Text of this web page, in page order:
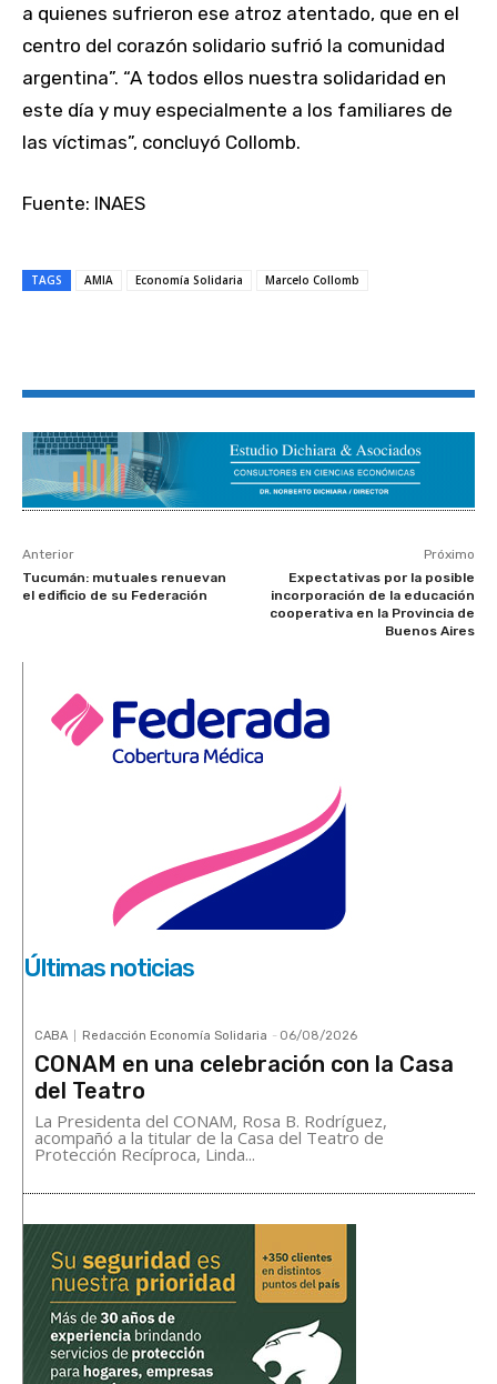
a quienes sufrieron ese atroz atentado, que en el
centro del corazón solidario sufrió la comunidad
argentina”. “A todos ellos nuestra solidaridad en
este día y muy especialmente a los familiares de
las víctimas”, concluyó Collomb.
Fuente: INAES
TAGS AMIA Economía Solidaria Marcelo Collomb
Anterior
Tucumán: mutuales renuevan
el edificio de su Federación
Próximo
Expectativas por la posible
incorporación de la educación
cooperativa en la Provincia de
Buenos Aires
Últimas noticias
CABA Redacción Economía Solidaria - 06/08/2026
CONAM en una celebración con la Casa
del Teatro
La Presidenta del CONAM, Rosa B. Rodríguez,
acompañó a la titular de la Casa del Teatro de
Protección Recíproca, Linda...